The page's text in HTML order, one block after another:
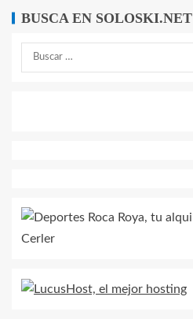
BUSCA EN SOLOSKI.NET